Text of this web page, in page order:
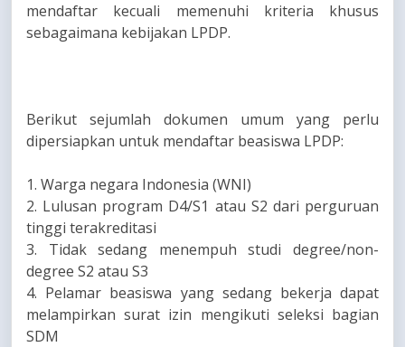
mendaftar kecuali memenuhi kriteria khusus
sebagaimana kebijakan LPDP.
Berikut sejumlah dokumen umum yang perlu
dipersiapkan untuk mendaftar beasiswa LPDP:
1. Warga negara Indonesia (WNI)
2. Lulusan program D4/S1 atau S2 dari perguruan
tinggi terakreditasi
3. Tidak sedang menempuh studi degree/non-
degree S2 atau S3
4. Pelamar beasiswa yang sedang bekerja dapat
melampirkan surat izin mengikuti seleksi bagian
SDM